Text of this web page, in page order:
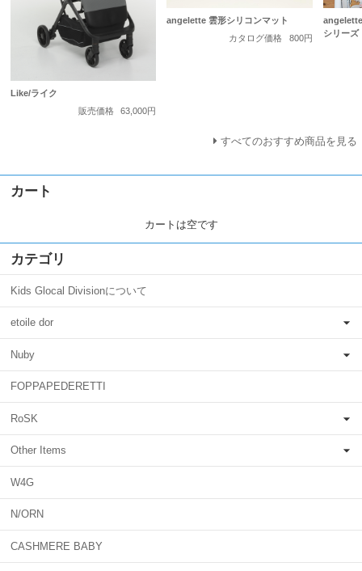
Like/ライク
販売価格
63,000円
angelette 雲形シリコンマット
カタログ価格
800円
シリーズ
すべてのおすすめ商品を見る
カート
カートは空です
カテゴリ
Kids Glocal Divisionについて
etoile dor
Nuby
FOPPAPEDERETTI
RoSK
Other Items
W4G
N/ORN
CASHMERE BABY